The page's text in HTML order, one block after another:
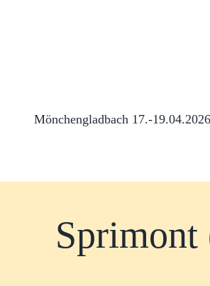
Mönchengladbach 17.-19.04.2026
Sprimont